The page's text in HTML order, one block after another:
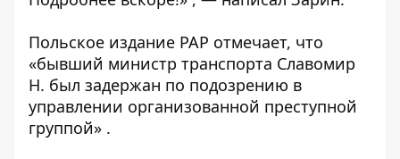
Польское издание PAP отмечает, что
«бывший министр транспорта Славомир
Н. был задержан по подозрению в
управлении организованной преступной
группой» .